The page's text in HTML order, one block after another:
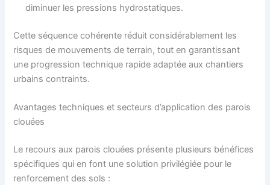
diminuer les pressions hydrostatiques.
Cette séquence cohérente réduit considérablement les
risques de mouvements de terrain, tout en garantissant
une progression technique rapide adaptée aux chantiers
urbains contraints.
Avantages techniques et secteurs d’application des parois
clouées
Le recours aux parois clouées présente plusieurs bénéfices
spécifiques qui en font une solution privilégiée pour le
renforcement des sols :